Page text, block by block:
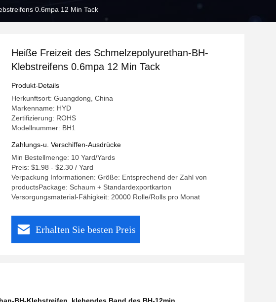
0.6mpa 12 Min Tack
Heiße Freizeit des Schmelzepolyurethan-BH-
Klebstreifens 0.6mpa 12 Min Tack
Produkt-Details
Herkunftsort: Guangdong, China
Markenname: HYD
Zertifizierung: ROHS
Modellnummer: BH1
Zahlungs-u. Verschiffen-Ausdrücke
Min Bestellmenge: 10 Yard/Yards
Preis: $1.98 - $2.30 / Yard
Verpackung Informationen: Größe: Entsprechend der Zahl von
productsPackage: Schaum + Standardexportkarton
Versorgungsmaterial-Fähigkeit: 20000 Rolle/Rolls pro Monat
Erhalten Sie besten Preis